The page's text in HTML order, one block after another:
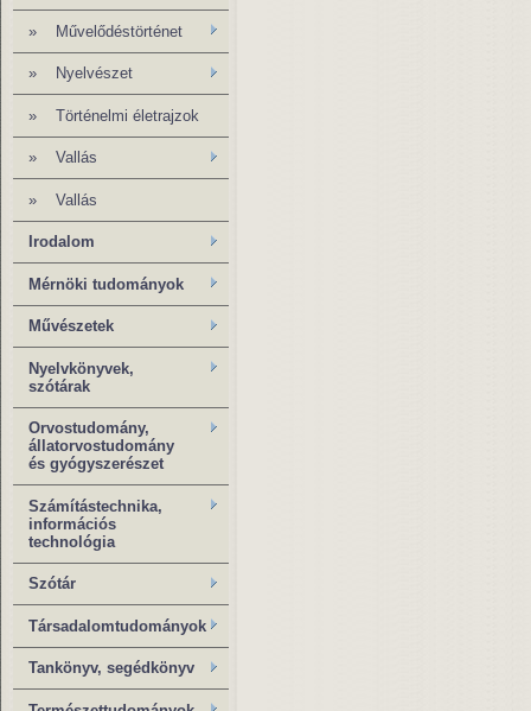
» Művelődéstörténet
» Nyelvészet
» Történelmi életrajzok
» Vallás
» Vallás
Irodalom
Mérnöki tudományok
Művészetek
Nyelvkönyvek,
szótárak
Orvostudomány,
állatorvostudomány
és gyógyszerészet
Számítástechnika,
információs
technológia
Szótár
Társadalomtudományok
Tankönyv, segédkönyv